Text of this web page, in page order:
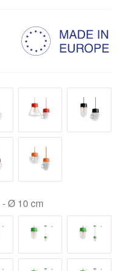
Ø 10 cm